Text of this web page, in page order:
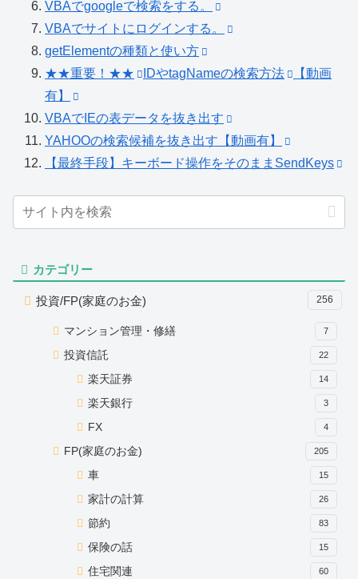
VBAでgoogleで検索をする。
VBAでサイトにログインする。
getElementの種類と使い方
★★重要！★★
IDやtagNameの検索方法
【動画
有】
VBAでIEの表データを抜き出す
YAHOOの検索候補を抜き出す【動画有】
【最終手段】キーボード操作をそのままSendKeys
カテゴリー
投資/FP(家庭のお金) 256
マンション管理・修繕 7
投資信託 22
楽天証券 14
楽天銀行 3
FX 4
FP(家庭のお金) 205
車 15
家計の計算 26
節約 83
保険の話 15
住宅関連 60